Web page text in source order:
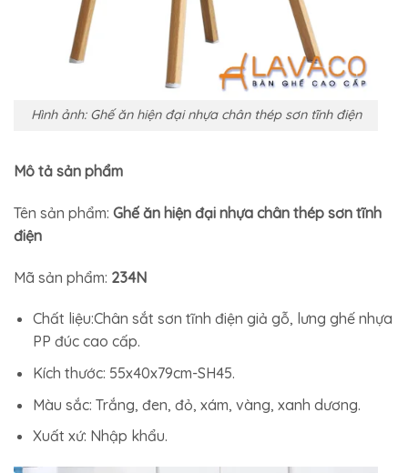
Hình ảnh: Ghế ăn hiện đại nhựa chân thép sơn tĩnh điện
Mô tả sản phẩm
Tên sản phẩm: Ghế ăn hiện đại nhựa chân thép sơn tĩnh
điện
Mã sản phẩm: 234N
Chất liệu:Chân sắt sơn tĩnh điện giả gỗ, lưng ghế nhựa
PP đúc cao cấp.
Kích thước: 55x40x79cm-SH45.
Màu sắc: Trắng, đen, đỏ, xám, vàng, xanh dương.
Xuất xứ: Nhập khẩu.